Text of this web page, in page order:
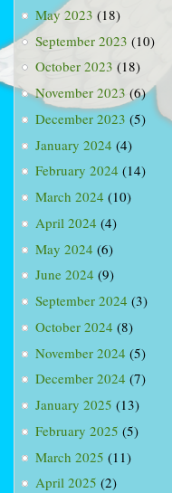
May 2023 (18)
September 2023 (10)
October 2023 (18)
November 2023 (6)
December 2023 (5)
January 2024 (4)
February 2024 (14)
March 2024 (10)
April 2024 (4)
May 2024 (6)
June 2024 (9)
September 2024 (3)
October 2024 (8)
November 2024 (5)
December 2024 (7)
January 2025 (13)
February 2025 (5)
March 2025 (11)
April 2025 (2)